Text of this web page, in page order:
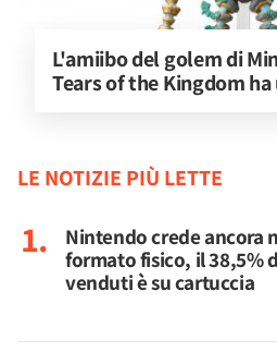
L'amiibo del golem di
Tears of the Kingdom
LE NOTIZIE PIÙ LETTE
Nintendo crede ancora
formato fisico, il 38,5%
venduti è su cartuccia